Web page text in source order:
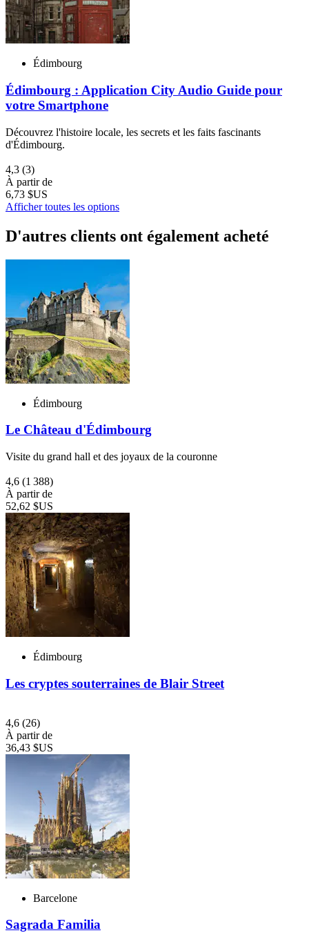
Édimbourg
Édimbourg : Application City Audio Guide pour
votre Smartphone
Découvrez l'histoire locale, les secrets et les faits fascinants
d'Édimbourg.
4,3 (3)
À partir de
6,73 $US
Afficher toutes les options
D'autres clients ont également acheté
Édimbourg
Le Château d'Édimbourg
Visite du grand hall et des joyaux de la couronne
4,6 (1 388)
À partir de
52,62 $US
Édimbourg
Les cryptes souterraines de Blair Street
4,6 (26)
À partir de
36,43 $US
Barcelone
Sagrada Familia